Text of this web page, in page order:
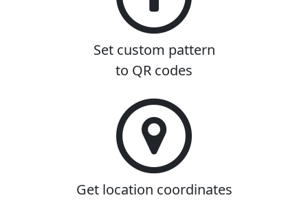
Set custom pattern
to QR codes
Get location coordinates